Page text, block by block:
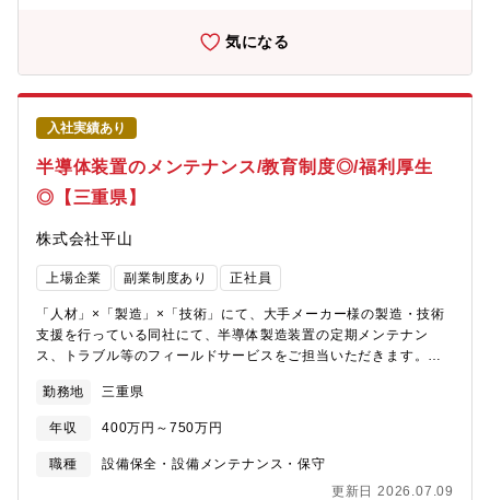
気になる
入社実績あり
半導体装置のメンテナンス/教育制度◎/福利厚生
◎【三重県】
株式会社平山
上場企業 副業制度あり 正社員
「人材」×「製造」×「技術」にて、大手メーカー様の製造・技術
支援を行っている同社にて、半導体製造装置の定期メンテナン
ス、トラブル等のフィールドサービスをご担当いただきます。※
れている方のイメージ】■キャリアアップしていきたい方！■自身
のスキルを様々な現場でさらに磨いていきたい方！
勤務地 三重県
年収 400万円～750万円
職種
設備保全・設備メンテナンス・保守
更新日 2026.07.09